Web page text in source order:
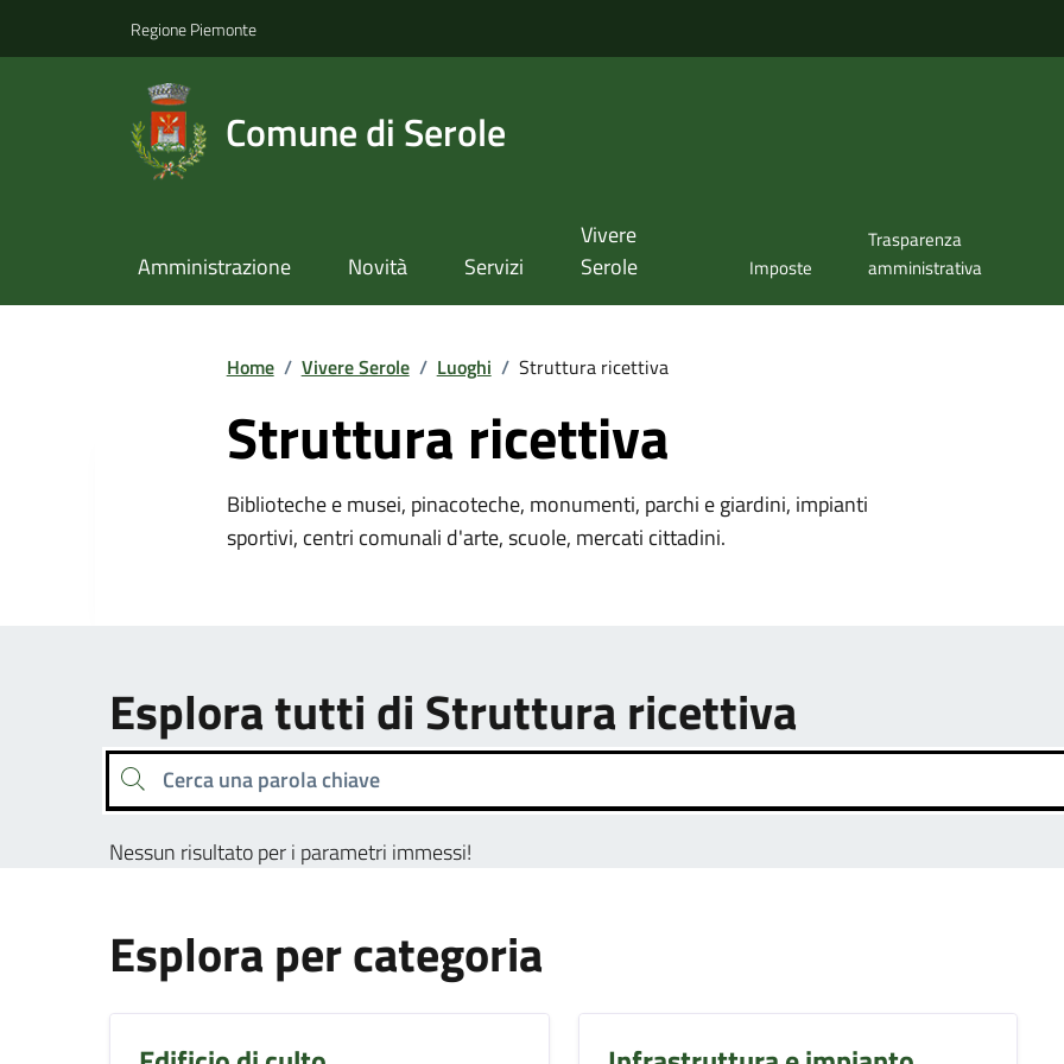
Regione Piemonte
Comune di Serole
Amministrazione Novità Servizi
Vivere
Serole
Imposte
Trasparenza
amministrativa
Home / Vivere Serole / Luoghi / Struttura ricettiva
Struttura ricettiva
Biblioteche e musei, pinacoteche, monumenti, parchi e giardini, impianti
sportivi, centri comunali d'arte, scuole, mercati cittadini.
Esplora tutti di Struttura ricettiva
Cerca una parola chiave
Nessun risultato per i parametri immessi!
Esplora per categoria